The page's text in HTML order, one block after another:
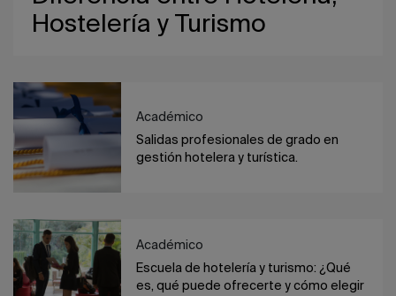
Hostelería y Turismo
Académico
Salidas profesionales de grado en
gestión hotelera y turística.
Académico
Escuela de hotelería y turismo: ¿Qué
es, qué puede ofrecerte y cómo elegir